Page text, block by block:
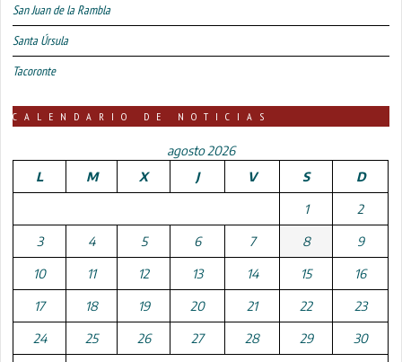
San Juan de la Rambla
Santa Úrsula
Tacoronte
CALENDARIO DE NOTICIAS
agosto 2026
L
M X J V S D
1 2
3 4 5 6 7 8 9
10 11 12 13 14 15 16
17 18 19 20 21 22 23
24 25 26 27 28 29 30